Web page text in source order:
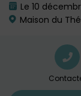
Le 10
Maison du